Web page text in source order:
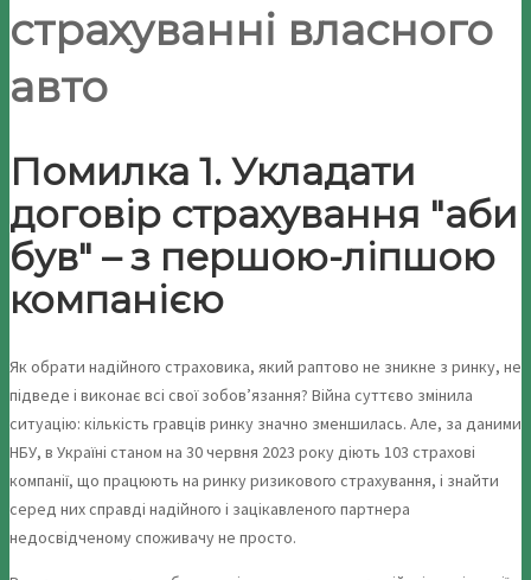
страхуванні власного
авто
Помилка 1. Укладати
договір страхування "аби
був" – з першою-ліпшою
компанією
Як обрати надійного страховика, який раптово не зникне з ринку, не
підведе і виконає всі свої зобов’язання? Війна суттєво змінила
ситуацію: кількість гравців ринку значно зменшилась. Але, за даними
НБУ, в Україні станом на 30 червня 2023 року діють 103 страхові
компанії, що працюють на ринку ризикового страхування, і знайти
серед них справді надійного і зацікавленого партнера
недосвідченому споживачу не просто.